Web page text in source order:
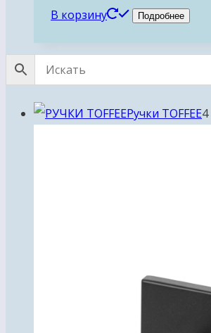
В корзину Подробнее
Ручки TOFFEE44